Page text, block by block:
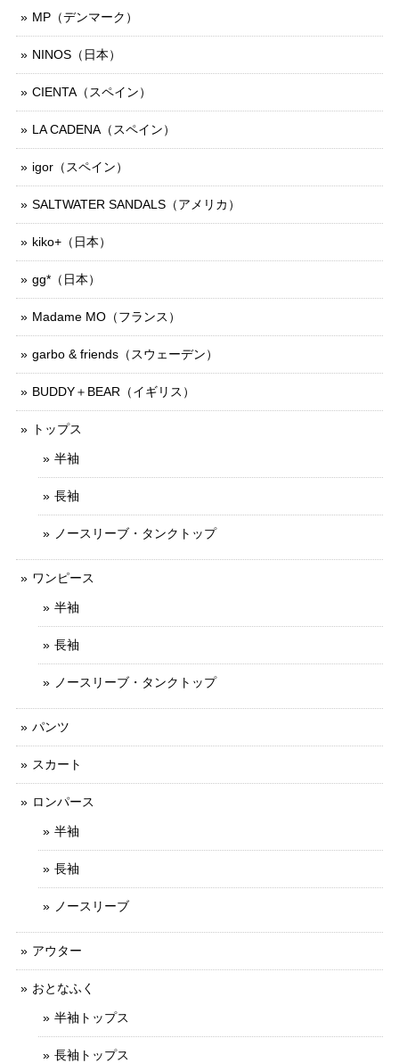
MP（デンマーク）
NINOS（日本）
CIENTA（スペイン）
LA CADENA（スペイン）
igor（スペイン）
SALTWATER SANDALS（アメリカ）
kiko+（日本）
gg*（日本）
Madame MO（フランス）
garbo & friends（スウェーデン）
BUDDY＋BEAR（イギリス）
トップス
半袖
長袖
ノースリーブ・タンクトップ
ワンピース
半袖
長袖
ノースリーブ・タンクトップ
パンツ
スカート
ロンパース
半袖
長袖
ノースリーブ
アウター
おとなふく
半袖トップス
長袖トップス